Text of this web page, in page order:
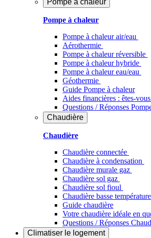
Pompe à chaleur
Pompe à chaleur
Pompe à chaleur air/eau
Aérothermie
Pompe à chaleur réversible
Pompe à chaleur hybride
Pompe à chaleur​ eau/eau
Géothermie
Guide Pompe à chaleur
Aides financières : êtes-
Questions / Réponses
Chaudière
Chaudière
Chaudière connectée
Chaudière à condensation
Chaudière murale gaz
Chaudière sol gaz
Chaudière sol fioul
Chaudière basse température
Guide chaudière
Votre chaudière idéale en
Questions / Réponses
Climatiser le logement